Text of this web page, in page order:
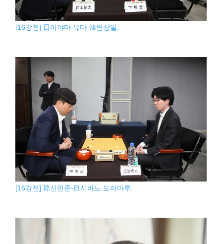
[16강전] 日이야마 유타-韓변상일.
[16강전] 韓신민준-日시바노 도라마루.